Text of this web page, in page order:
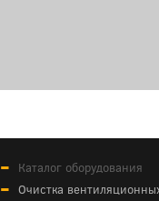
Каталог оборудования
Очистка